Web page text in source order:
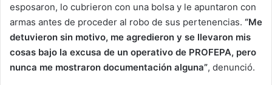
esposaron, lo cubrieron con una bolsa y le apuntaron con
armas antes de proceder al robo de sus pertenencias. “Me
detuvieron sin motivo, me agredieron y se llevaron mis
cosas bajo la excusa de un operativo de PROFEPA, pero
nunca me mostraron documentación alguna”, denunció.